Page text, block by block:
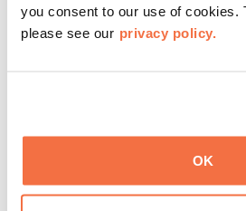
you consent to our use of cookies.
please see our privacy policy.
OK
museo, llena de cócteles, cultura y